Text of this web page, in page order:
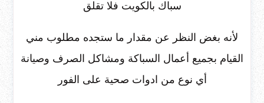
سباك بالكويت فلا تقلق
لأنه بغض النظر عن مقدار ما ستجده مطلوب مني
القيام بجميع أعمال السباكة ومشاكل الصرف وصيانة
أي نوع من ادوات صحية على الفور